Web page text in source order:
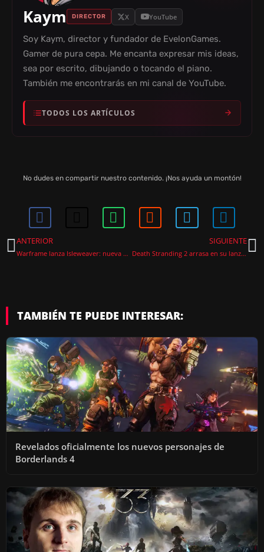
Kaym DIRECTOR X YouTube
Soy Kaym, director y fundador de EvelonGames.
Gamer de pura cepa. Me encanta expresar mis ideas,
sea por escrito, dibujando o tocando el piano.
También me encontrarás en mi canal de YouTube.
TODOS LOS ARTÍCULOS
No dudes en compartir nuestro contenido. ¡Nos ayuda un montón!
ANTERIOR
Warframe lanza Isleweaver: nueva expansión con 61 personajes jugables
SIGUIENTE
Death Stranding 2 arrasa en su lanzamiento y Kojima emociona con su mensaje
TAMBIÉN TE PUEDE INTERESAR:
Revelados oficialmente los nuevos personajes de
Borderlands 4